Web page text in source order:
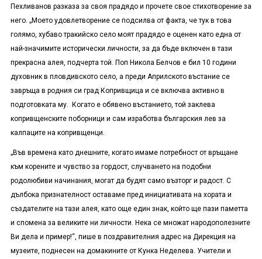
Пехливанов разказа за своя прадядо и прочете свое стихотворение за
него. „Моето удовлетворение се подсилва от факта, че тук в това
голямо, хубаво тракийско село моят прадядо е оценен като една от
най-значимите исторически личности, за да бъде включен в тази
прекрасна алея, подчерта той. Поп Никола Белчов е бил 10 години
духовник в пловдивското село, а преди Априлското въстание се
завръща в родния си град Копривщица и се включва активно в
подготовката му. Когато е обявено въстанието, той заклева
копривщенските поборници и сам изработва българския лев за
калпаците на копривщенци.
„Във времена като днешните, когато имаме потребност от връщане
към корените и чувство за гордост, случването на подобни
родолюбиви начинания, могат да будят само възторг и радост. С
дълбока признателност оставаме пред инициативата на хората и
създателите на тази алея, като още един знак, който ще пази паметта
и спомена за великите ни личности. Нека се множат народополезните
Ви дела и пример!“, пише в поздравителния адрес на Дирекция на
музеите, поднесен на домакините от Кунка Неделева. Учители и